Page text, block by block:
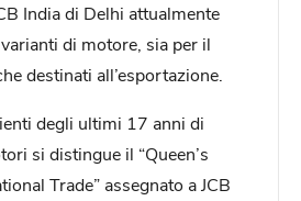
India di Delhi attualmente
di motore, sia per il
destinati all’esportazione.
degli ultimi 17 anni di
si distingue il “Queen’s
Trade” assegnato a JCB